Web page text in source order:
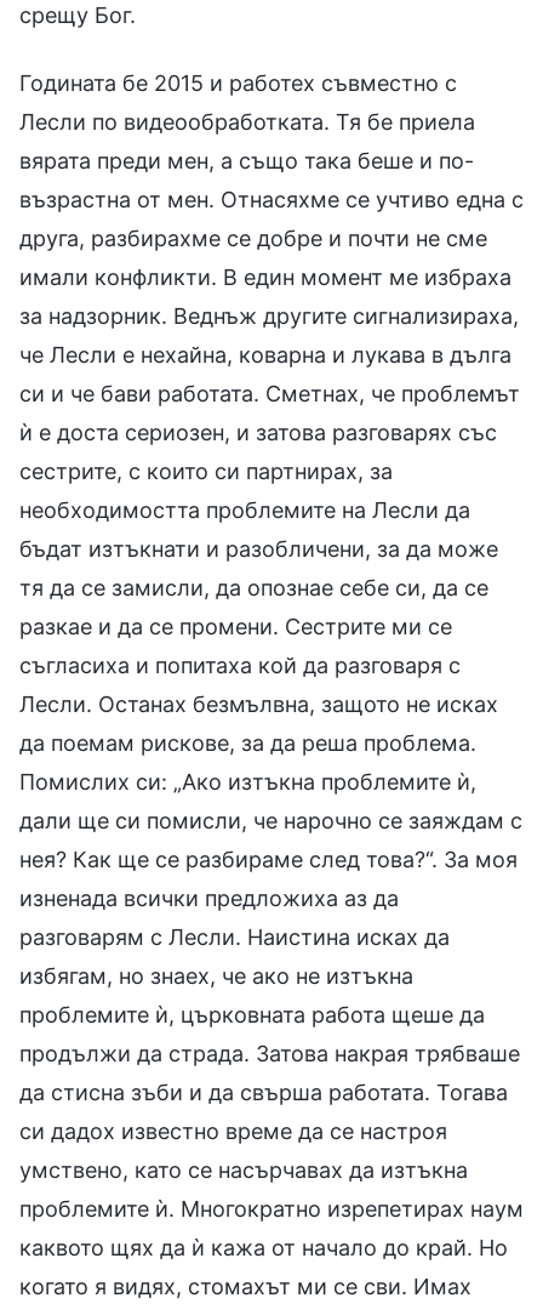
срещу Бог.
Годината бе 2015 и работех съвместно с
Лесли по видеообработката. Тя бе приела
вярата преди мен, а също така беше и по-
възрастна от мен. Отнасяхме се учтиво една с
друга, разбирахме се добре и почти не сме
имали конфликти. В един момент ме избраха
за надзорник. Веднъж другите сигнализираха,
че Лесли е нехайна, коварна и лукава в дълга
си и че бави работата. Сметнах, че проблемът
ѝ е доста сериозен, и затова разговарях със
сестрите, с които си партнирах, за
необходимостта проблемите на Лесли да
бъдат изтъкнати и разобличени, за да може
тя да се замисли, да опознае себе си, да се
разкае и да се промени. Сестрите ми се
съгласиха и попитаха кой да разговаря с
Лесли. Останах безмълвна, защото не исках
да поемам рискове, за да реша проблема.
Помислих си: „Ако изтъкна проблемите ѝ,
дали ще си помисли, че нарочно се заяждам с
нея? Как ще се разбираме след това?“. За моя
изненада всички предложиха аз да
разговарям с Лесли. Наистина исках да
избягам, но знаех, че ако не изтъкна
проблемите ѝ, църковната работа щеше да
продължи да страда. Затова накрая трябваше
да стисна зъби и да свърша работата. Тогава
си дадох известно време да се настроя
умствено, като се насърчавах да изтъкна
проблемите ѝ. Многократно изрепетирах наум
каквото щях да ѝ кажа от начало до край. Но
когато я видях, стомахът ми се сви. Имах